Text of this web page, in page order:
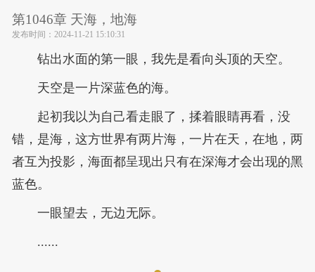
第1046章 天海，地海
发布时间： 2024-11-21 15:10:31
钻出水面的第一眼，我先是看向头顶的天空。
天空是一片深蓝色的海。
起初我以为自己看走眼了，揉着眼睛再看，没
错，是海，这方世界有两片海，一片在天，在地，两
者互为投影，海面都呈现出只有在深海才会出现的黑
蓝色。
一眼望去，无边无际。
......